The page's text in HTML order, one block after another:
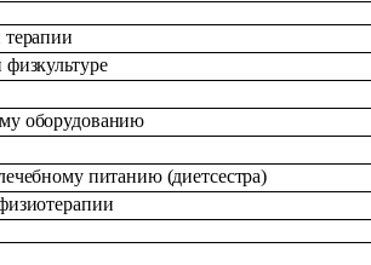
оборудованию
питанию (диетсестра)